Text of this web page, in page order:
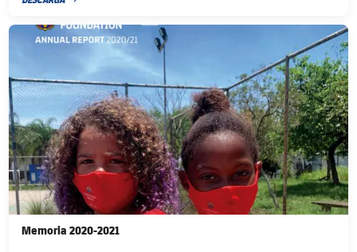
FECHA DE PUBLICACIÓN
FC Barcelona club badge
Memoria 2020-2021